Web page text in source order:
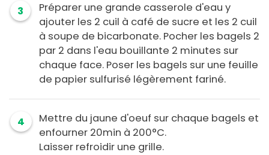
3
Préparer une grande casserole d'eau y
ajouter les 2 cuil à café de sucre et les 2 cuil
à soupe de bicarbonate. Pocher les bagels 2
par 2 dans l'eau bouillante 2 minutes sur
chaque face. Poser les bagels sur une feuille
de papier sulfurisé légèrement fariné.
4
Mettre du jaune d'oeuf sur chaque bagels et
enfourner 20min à 200°C.
Laisser refroidir une grille.